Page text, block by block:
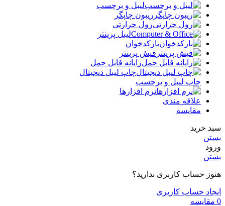
لیبل و برچسب
ریبون چاپگر
رول حرارتی
لیبل پرینتر
بارکدخوان
فیش پرینتر
رایانه قابل حمل
چاپ لیبل دیجیتال
چاپ لیبل و برچسب
نرم افزارها
علاقه مندی
مقایسه
سبد خرید
بستن
ورود
بستن
هنوز حساب کاربری ندارید؟
ایجاد حساب کاربری
0 مقایسه